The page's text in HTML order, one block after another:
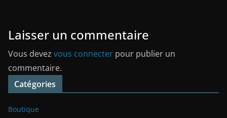
Laisser un commentaire
Vous devez vous connecter pour publier un
commentaire.
Catégories
Boutique